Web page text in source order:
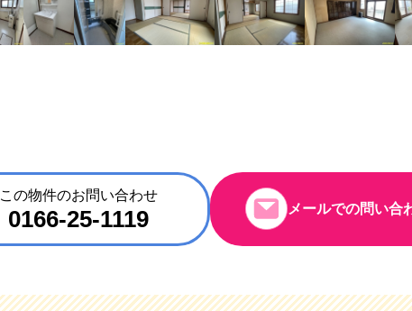
この物件のお問い合わせ
0166-25-1119 メールでの問い合